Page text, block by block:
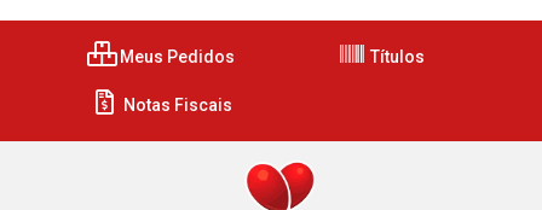
Meus Pedidos Títulos
Notas Fiscais